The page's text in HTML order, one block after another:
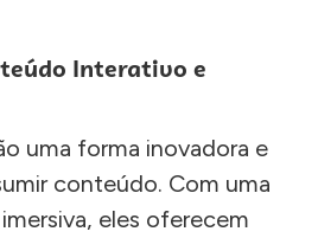
Interativo e
uma forma inovadora e
conteúdo. Com uma
eles oferecem